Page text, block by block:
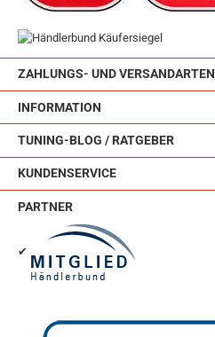
ZAHLUNGS- UND VERSANDARTEN
INFORMATION
TUNING-BLOG / RATGEBER
KUNDENSERVICE
PARTNER
✔